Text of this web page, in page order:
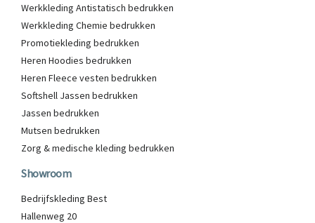
Werkkleding Antistatisch bedrukken
Werkkleding Chemie bedrukken
Promotiekleding bedrukken
Heren Hoodies bedrukken
Heren Fleece vesten bedrukken
Softshell Jassen bedrukken
Jassen bedrukken
Mutsen bedrukken
Zorg & medische kleding bedrukken
Showroom
Bedrijfskleding Best
Hallenweg 20